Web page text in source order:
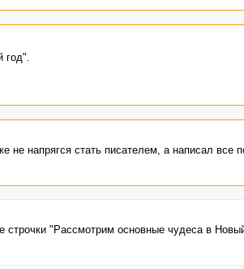
год".
не напрягся стать писателем, а написал все
"Рассмотрим основные чудеса в